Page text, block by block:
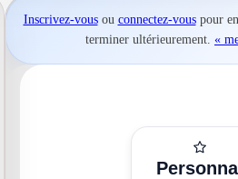
Inscrivez-vousou connectez-vouspour
terminer ultérieurement. «